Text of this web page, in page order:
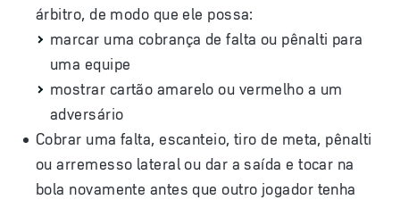
árbitro, de modo que ele possa:
marcar uma cobrança de falta ou pênalti para
uma equipe
mostrar cartão amarelo ou vermelho a um
adversário
Cobrar uma falta, escanteio, tiro de meta, pênalti
ou arremesso lateral ou dar a saída e tocar na
bola novamente antes que outro jogador tenha